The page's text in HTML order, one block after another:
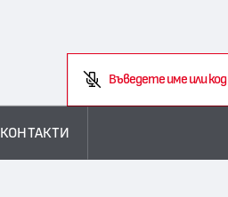
В
КОНТАКТИ